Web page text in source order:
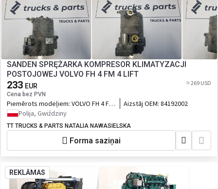
SANDEN SPRĘŻARKA KOMPRESOR KLIMATYZACJI
POSTOJOWEJ VOLVO FH 4 FM 4 LIFT
233 EUR
Cena bez PVN
≈ 269 USD
Piemērots modeļiem: VOLVO FH 4 FM
4 FMX
Aizstāj OEM: 84192002
Polija, Gwiździny
TT TRUCKS & PARTS NATALIA NAWASIELSKA
Forma saziņai
REKLĀMAS